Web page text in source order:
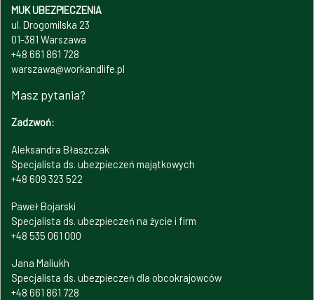
MUK UBEZPIECZENIA
ul. Drogomilska 23
01-381 Warszawa
+48 661 861 728
warszawa@workandlife.pl
Masz pytania?
Zadzwoń:
Aleksandra Błaszczak
Specjalista ds. ubezpieczeń majątkowych
+48 609 323 522
Paweł Bojarski
Specjalista ds. ubezpieczeń na życie i firm
+48 535 061 000
Jana Maliukh
Specjalista ds. ubezpieczeń dla obcokrajowców
+48 661 861 728